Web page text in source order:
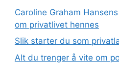
Caroline Graham
om privatlivet hennes
Slik starter du som
Alt du trenger å vite om